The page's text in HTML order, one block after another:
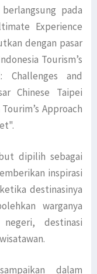
pada
Experience
dengan pasar
Tourism’s
and
Chinese Taipei
Approach
dipilih sebagai
inspirasi
destinasinya
warganya
destinasi
dalam